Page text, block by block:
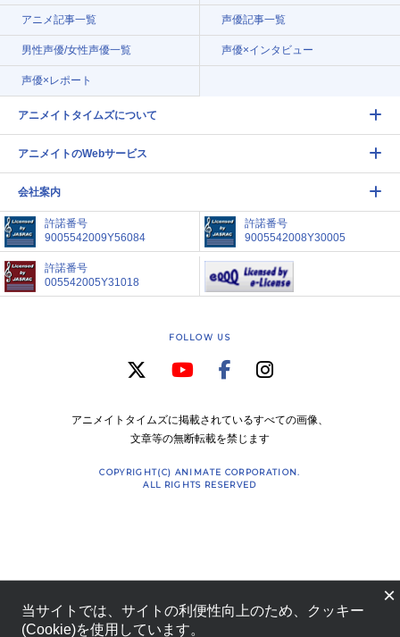
アニメ記事一覧 声優記事一覧
男性声優/女性声優一覧 声優×インタビュー
声優×レポート
アニメイトタイムズについて
アニメイトのWebサービス
会社案内
許諾番号
9005542009Y56084
許諾番号
9005542008Y30005
許諾番号
005542005Y31018
FOLLOW US
アニメイトタイムズに掲載されているすべての画像、
文章等の無断転載を禁じます
COPYRIGHT(C) ANIMATE CORPORATION.
ALL RIGHTS RESERVED
×
当サイトでは、サイトの利便性向上のため、クッキー
(Cookie)を使用しています。